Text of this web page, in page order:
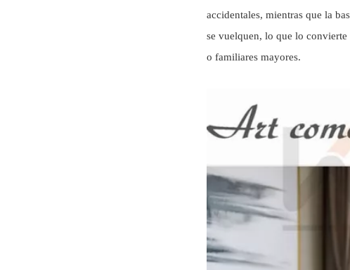
accidentales, mientras que la
se vuelquen, lo que lo
o familiares mayores.